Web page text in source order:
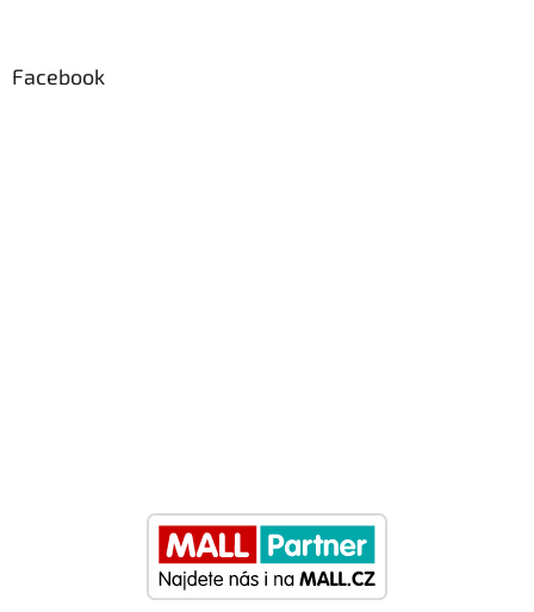
Facebook